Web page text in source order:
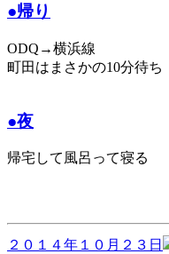
●帰り
ODQ→横浜線
町田はまさかの10分待ち
●夜
帰宅して風呂って寝る
２０１４年１０月２３日